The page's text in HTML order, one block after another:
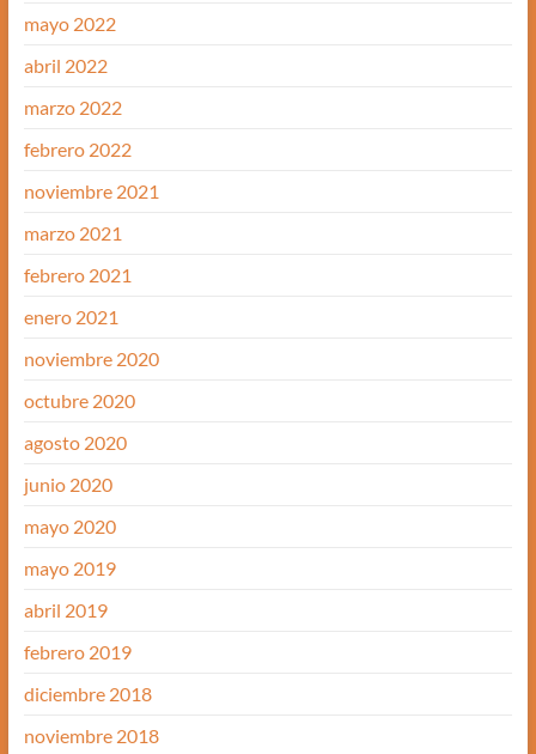
mayo 2022
abril 2022
marzo 2022
febrero 2022
noviembre 2021
marzo 2021
febrero 2021
enero 2021
noviembre 2020
octubre 2020
agosto 2020
junio 2020
mayo 2020
mayo 2019
abril 2019
febrero 2019
diciembre 2018
noviembre 2018